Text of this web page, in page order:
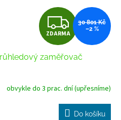
Z
D
A
R
M
ZDARMA
30 801 Kč
–2 %
zaměřovač
obvykle do 3 prac. dní (upřesníme)
Do košíku